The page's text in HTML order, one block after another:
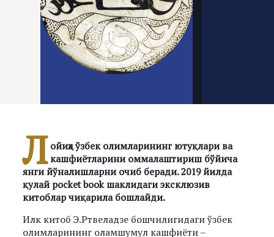
Л ойиҳа ўзбек олимларининг ютуқлари ва
кашфиётларини оммалаштириш бўйича
янги йўналишларни очиб беради. 2019 йилда
қулай pocket book шаклидаги эксклюзив
китоблар чиқарила бошлайди.
Илк китоб Э.Ртвеладзе бошчилигидаги ўзбек
олимларининг оламшумул кашфиёти –